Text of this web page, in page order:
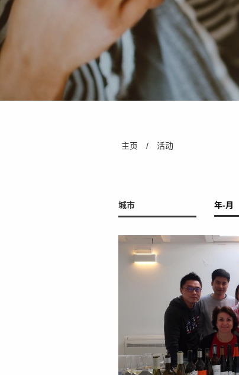
You are here
主页 / 活动